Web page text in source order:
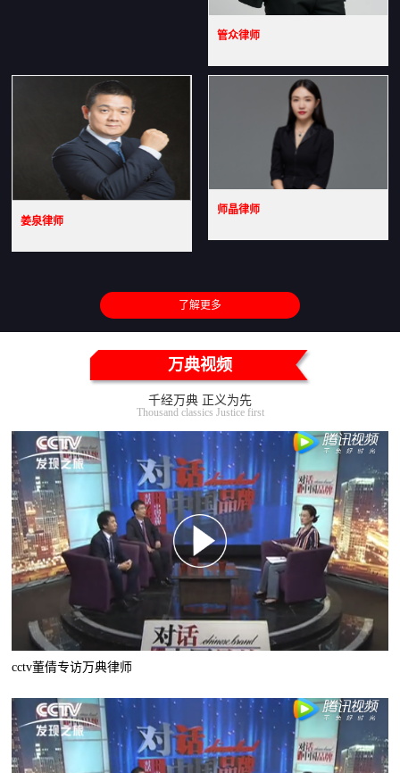
管众律师
姜泉律师
师晶律师
了解更多
万典视频
千经万典 正义为先
Thousand classics Justice first
cctv董倩专访万典律师